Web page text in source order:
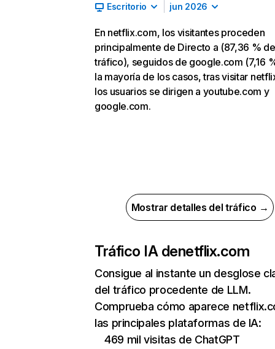
Escritorio jun 2026
En netflix.com, los visitantes proceden
principalmente de Directo a (87,36 % de
tráfico), seguidos de google.com (7,16
la mayoría de los casos, tras visitar
los usuarios se dirigen a youtube.com y
google.com.
Mostrar detalles del tráfico →
Tráfico IA denetflix.com
Consigue al instante un desglose
del tráfico procedente de LLM.
Comprueba cómo aparece
las principales plataformas de IA:
469 mil visitas de ChatGPT